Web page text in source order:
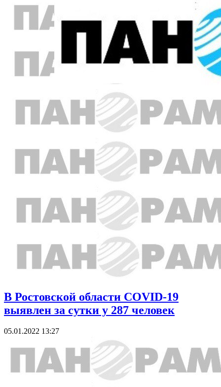
В Ростовской области COVID-19
выявлен за сутки у 287 человек
05.01.2022 13:27